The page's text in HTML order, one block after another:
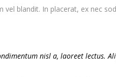
blandit. In placerat, ex nec
nisl a, laoreet lectus.